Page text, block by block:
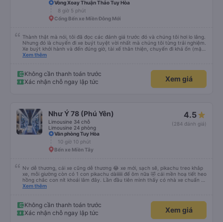
Vòng Xoay Thuận Thảo Tuy Hòa
8 giờ 5 phút
Cổng Bến xe Miền Đông Mới
Thành thật mà nói, tôi đã đọc các đánh giá trước đó và chúng tôi hơi lo lắng.
Nhưng đó là chuyến đi xe buýt tuyệt vời nhất mà chúng tôi từng trải nghiệm.
Xe buýt khởi hành và đến đúng giờ, tài xế thân thiện, chuyến đi khá ổn (mặc
dù vẫn hơi xóc, nhưng đó là đặc trưng của Việt Nam ^^), và chỗ ngồi thoải
Xem thêm
Không cần thanh toán trước
Xác nhận chỗ ngay lập tức
Xem giá
Như Ý 78 (Phú Yên)
Limousine 34 chỗ
Limousine 24 phòng
4.5
(284 đánh giá)
Văn phòng Tuy Hòa
10 giờ 10 phút
Bến xe Miền Tây
Nv dễ thương, cái xe cũng dễ thương 😂 xe mới, sạch sẽ, pikachu treo khắp
xe, mỗi giường còn có 1 con pikachu dàiiiiii để ôm nữa 🤣 cái mền hoạ tiết heo
hồng chắc con nít khoái lắm đây. Lần đầu tiên mình thấy có nhà xe chuẩn bị
cả bàn chải đánh răng. Có 2 ông bà cụ lên xe còn được nv dẫn tới tận nơi để
Xem thêm
Không cần thanh toán trước
Xác nhận chỗ ngay lập tức
Xem giá